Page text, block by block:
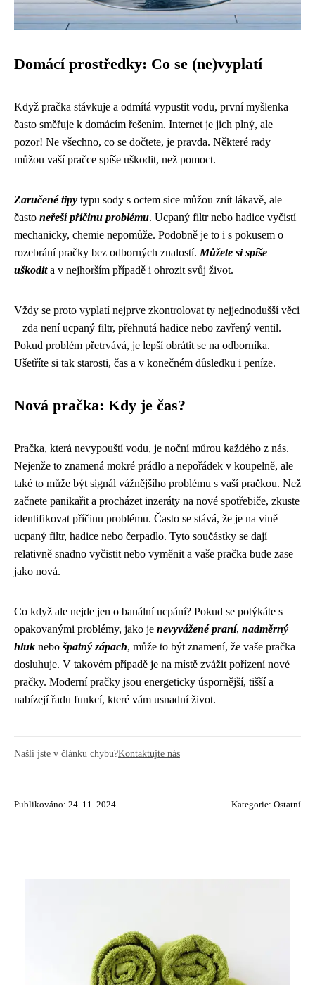
Domácí prostředky: Co se (ne)vyplatí
Když pračka stávkuje a odmítá vypustit vodu, první myšlenka
často směřuje k domácím řešením. Internet je jich plný, ale
pozor! Ne všechno, co se dočtete, je pravda. Některé rady
můžou vaší pračce spíše uškodit, než pomoct.
Zaručené tipy typu sody s octem sice můžou znít lákavě, ale
často neřeší příčinu problému. Ucpaný filtr nebo hadice vyčistí
mechanicky, chemie nepomůže. Podobně je to i s pokusem o
rozebrání pračky bez odborných znalostí. Můžete si spíše
uškodita v nejhorším případě i ohrozit svůj život.
Vždy se proto vyplatí nejprve zkontrolovat ty nejjednodušší věci
– zda není ucpaný filtr, přehnutá hadice nebo zavřený ventil.
Pokud problém přetrvává, je lepší obrátit se na odborníka.
Ušetříte si tak starosti, čas a v konečném důsledku i peníze.
Nová pračka: Kdy je čas?
Pračka, která nevypouští vodu, je noční můrou každého z nás.
Nejenže to znamená mokré prádlo a nepořádek v koupelně, ale
také to může být signál vážnějšího problému s vaší pračkou. Než
začnete panikařit a procházet inzeráty na nové spotřebiče, zkuste
identifikovat příčinu problému. Často se stává, že je na vině
ucpaný filtr, hadice nebo čerpadlo. Tyto součástky se dají
relativně snadno vyčistit nebo vyměnit a vaše pračka bude zase
jako nová.
Co když ale nejde jen o banální ucpání? Pokud se potýkáte s
opakovanými problémy, jako je nevyvážené praní, nadměrný
hluk nebo špatný zápach, může to být znamení, že vaše pračka
dosluhuje. V takovém případě je na místě zvážit pořízení nové
pračky. Moderní pračky jsou energeticky úspornější, tišší a
nabízejí řadu funkcí, které vám usnadní život.
Našli jste v článku chybu?Kontaktujte nás
Publikováno: 24. 11. 2024 Kategorie: Ostatní